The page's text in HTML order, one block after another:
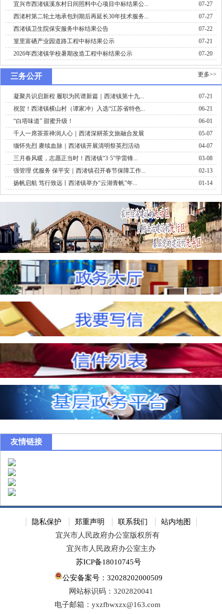
07-27
宜兴市西渚镇溪东村日间照料中心项目中标结果公...
07-27
西渚村第二轮土地承包到期后再延长30年技术服务...
07-22
西渚镇卫生院保安服务中标结果公告
07-21
篁里富硒产业园道路工程中标结果公示
07-20
2026年西渚镇学校暑期改造工程中标结果公示
三务公开 更多>>
07-21
凝聚共识启新程 履职为民谱新篇｜西渚镇第十九...
06-21
祝贺！西渚镇横山村（谭家冲）入选“江苏省特色...
06-01
“白塔味道” 甜蜜升级！
05-07
千人一席茶茶禅润人心｜西渚深耕茶文旅融合发展
04-07
缅怀先烈 赓续血脉｜西渚镇开展清明祭英烈活动
03-08
三月春风暖，志愿正当时！西渚镇“3·5”学雷锋...
02-13
强管理 优服务 保平安｜西渚镇召开春节保障工作...
01-14
扬帆启航 笃行致远丨西渚镇举办“云湖青帆”年...
友情链接
隐私保护 郑重声明 联系我们
站内地图
宜兴市人民政府办公室版权所有
宜兴市人民政府办公室主办
苏ICP备18010745号
公安备案号：32028202000509
网站标识码：3202820041
电子邮箱：yxzfbwxzx@163.com